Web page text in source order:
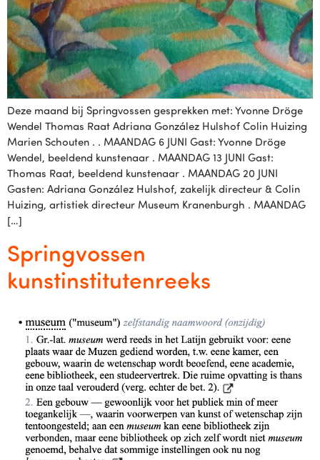
Deze maand bij Springvossen gesprekken met: Yvonne Dröge
Wendel Thomas Raat Adriana González Hulshof Colin Huizing
Marien Schouten . . MAANDAG 6 JUNI Gast: Yvonne Dröge
Wendel, beeldend kunstenaar . MAANDAG 13 JUNI Gast:
Thomas Raat, beeldend kunstenaar . MAANDAG 20 JUNI
Gasten: Adriana González Hulshof, zakelijk directeur & Colin
Huizing, artistiek directeur Museum Kranenburgh . MAANDAG
[…]
Springvossen
kunstinstitutenreeks